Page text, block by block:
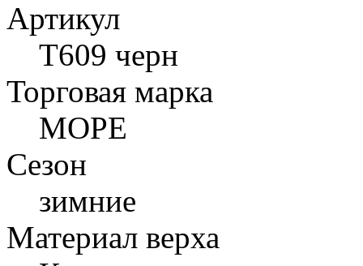
Артикул
T609 черн
Торговая марка
МОРЕ
Сезон
зимние
Материал верха